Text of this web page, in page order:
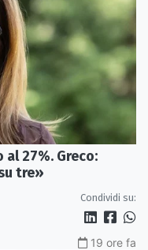
27%. Greco:
tre»
Condividi su:
19 ore fa